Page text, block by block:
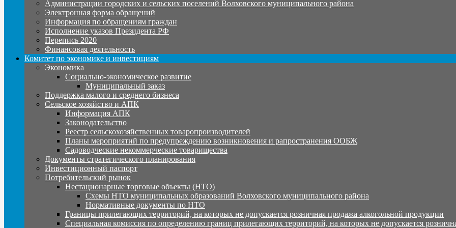
Администрации городских и сельских поселений Волховского муниципального района
Электронная форма обращений
Информация по обращениям граждан
Исполнение указов Президента РФ
Перепись 2020
Финансовая деятельность
Комитет по экономике и инвестициям
Экономика
Социально-экономическое развитие
Муниципальный заказ
Поддержка малого и среднего бизнеса
Сельское хозяйство и АПК
Информация АПК
Законодательство
Реестр сельскохозяйственных товаропроизводителей
Планы мероприятий по предупреждению возникновения и рапространения ООБЖ
Садоводческие некоммерческие товарищества
Документы стратегического планирования
Инвестиционный паспорт
Потребительский рынок
Нестационарные торговые объекты (НТО)
Схемы НТО муниципальных образований Волховского муниципального района
Нормативные документы по НТО
Границы прилегающих территорий, на которых не допускается розничная продажа алкогольной продукции
Специальная комиссия по определению границ прилегающих территорий, на которых не допускается